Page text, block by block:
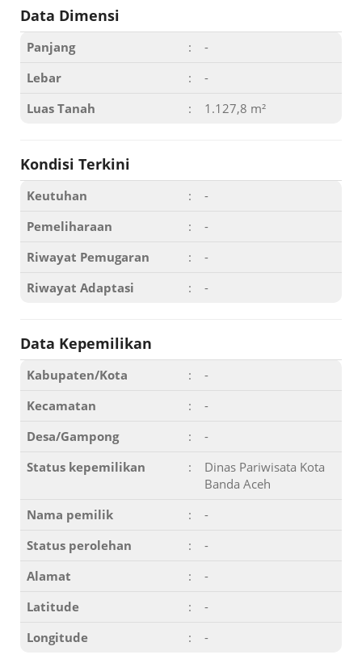
Data Dimensi
Panjang :
-
Lebar
:
-
Luas Tanah
: 1.127,8 m²
Kondisi Terkini
Keutuhan :
-
Pemeliharaan
:
-
Riwayat Pemugaran
:
-
Riwayat Adaptasi
: -
Data Kepemilikan
Kabupaten/Kota :
-
Kecamatan
:
-
Desa/Gampong
:
-
Status kepemilikan
:
Dinas Pariwisata Kota
Banda Aceh
Nama pemilik
:
-
Status perolehan
:
-
Alamat
:
-
Latitude
:
-
Longitude
: -